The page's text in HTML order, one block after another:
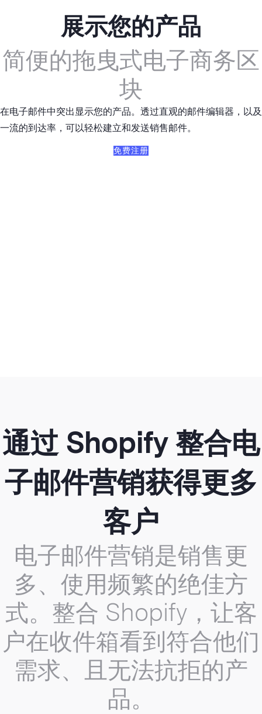
展示您的产品
简便的拖曳式电子商务区
块
在电子邮件中突出显示您的产品。透过直观的邮件编辑器，以及
一流的到达率，可以轻松建立和发送销售邮件。
免费注册
通过 Shopify 整合电
子邮件营销获得更多
客户
电子邮件营销是销售更
多、使用频繁的绝佳方
式。整合 Shopify，让客
户在收件箱看到符合他们
需求、且无法抗拒的产
品。